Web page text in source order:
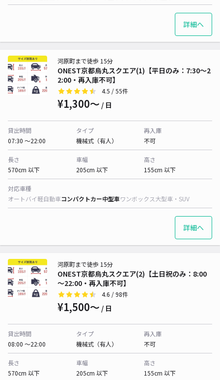
詳細へ
ONEST京都烏丸スクエア(1)【平日のみ：7:30～2
2:00・再入庫不可】
河原町まで徒歩 15分
4.5 / 55件
¥1,300〜 / 日
貸出時間
07:30 〜22:00
タイプ
機械式（有人）
再入庫
不可
長さ
570cm 以下
車幅
205cm 以下
高さ
155cm 以下
対応車種
オートバイ軽自動車コンパクトカー中型車ワンボックス大型車・SUV
詳細へ
ONEST京都烏丸スクエア(2)【土日祝のみ：8:00
～22:00・再入庫不可】
河原町まで徒歩 15分
4.6 / 98件
¥1,500〜 / 日
貸出時間
08:00 〜22:00
タイプ
機械式（有人）
再入庫
不可
長さ
570cm 以下
車幅
205cm 以下
高さ
155cm 以下